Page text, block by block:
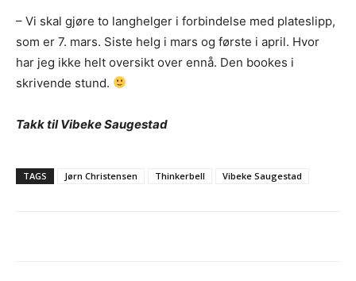
Den bør som MINIMUM inneholde følgende:
Litt om deg. Om prosjektet ditt, og når det er release osv.
Link til et sted der vi kan høre et eksempel uten å
(gode eksempler er f.eks Soundcloud og YouTube. Dårlige
Platen som nedlastbar MP3
de andre hundrevis av fildelingsverktøyene som finnes. En
– Vi skal gjøre to langhelger i forbindelse med plateslipp,
som er 7. mars. Siste helg i mars og første i april. Hvor
har jeg ikke helt oversikt over ennå. Den bookes i
skrivende stund.
Takk til Vibeke Saugestad
TAGS Jørn Christensen Thinkerbell Vibeke Saugestad